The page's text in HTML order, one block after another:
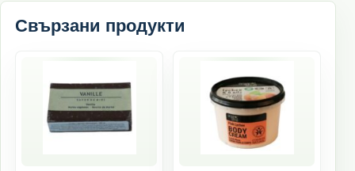
Свързани продукти